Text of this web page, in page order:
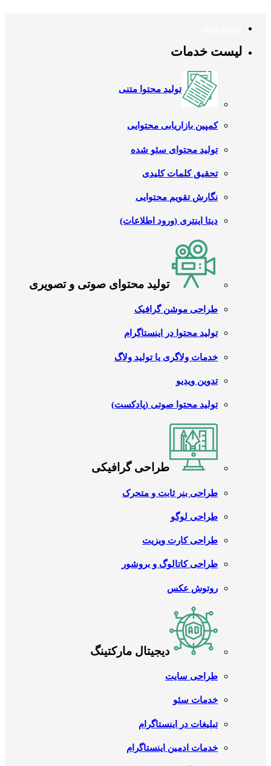
لیست خدمات
تولید محتوا متنی
کمپین بازاریابی محتوایی
تولید محتوای سئو شده
تحقیق کلمات کلیدی
نگارش تقویم محتوایی
دیتا اینتری (ورود اطلاعات)
تولید محتوای صوتی و تصویری
طراحی موشن گرافیک
تولید محتوا در اینستاگرام
خدمات ولاگری یا تولید ولاگ
تدوین ویدیو
تولید محتوا صوتی (پادکست)
طراحی گرافیکی
طراحی بنر ثابت و متحرک
طراحی لوگو
طراحی کارت ویزیت
طراحی کاتالوگ و بروشور
روتوش عکس
دیجیتال مارکتینگ
طراحی سایت
خدمات سئو
تبلیغات در اینستاگرام
خدمات ادمین اینستاگرام